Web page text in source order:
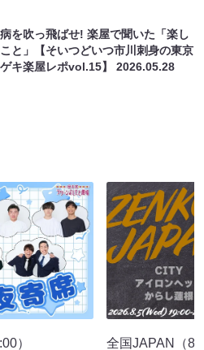
を吹っ飛ばせ! 楽屋で聞いた「楽し
と」【そいつどいつ市川刺身の東京
キ楽屋レポvol.15】2026.05.28
）
全国JAPAN（